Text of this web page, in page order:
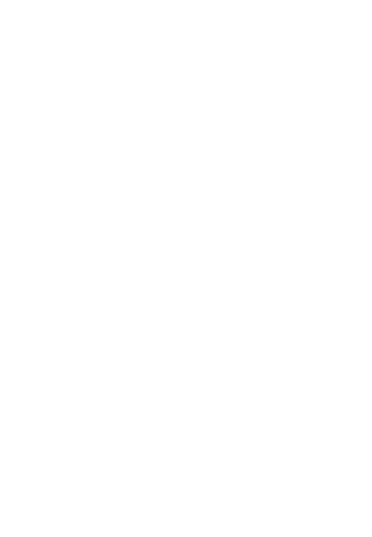
администратора на пункте